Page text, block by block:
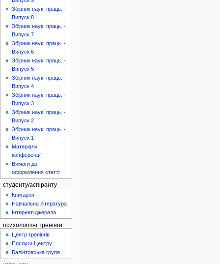
Збірник наук. праць. -
Випуск 8
Збірник наук. праць. -
Випуск 7
Збірник наук. праць. -
Випуск 6
Збірник наук. праць. -
Випуск 5
Збірник наук. праць. -
Випуск 4
Збірник наук. праць. -
Випуск 3
Збірник наук. праць. -
Випуск 2
Збірник наук. праць. -
Випуск 1
Матеріали
конференції
Вимоги до
оформлення статті
студенту/аспіранту
Книгарня
Навчальна література
Інтернет-джерела
психологічні тренінги
Центр тренінгів
Послуги Центру
Балінтовська група